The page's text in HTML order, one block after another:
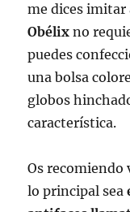
me dices
Obélix no
puedes
una bolsa
globos
característica.
Os
lo principal sea